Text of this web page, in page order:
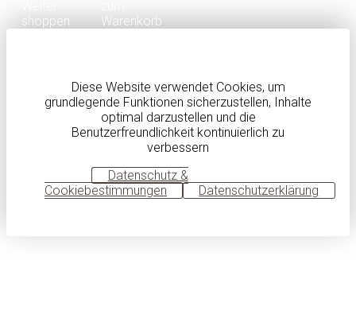
shoppen
Warenkorb
Diese Website verwendet Cookies, um
grundlegende Funktionen sicherzustellen, Inhalte
optimal darzustellen und die
Benutzerfreundlichkeit kontinuierlich zu
verbessern
Datenschutz &
Cookiebestimmungen
Datenschutzerklärung